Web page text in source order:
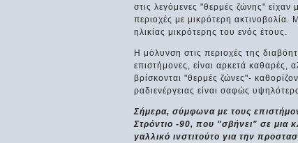
στις λεγόμενες "θερμές ζώνης"
περιοχές με μικρότερη
ηλικίας μικρότερης του ενός έτους.
Η μόλυνση στις περιοχές της
επιστήμονες, είναι αρκετά καθαρές,
βρίσκονται "θερμές ζώνες"-
ραδιενέργειας είναι σαφώς
Σήμερα, σύμφωνα με τους
Στρόντιο -90, που "σβήνει" σε μια
γαλλικό ινστιτούτο για την